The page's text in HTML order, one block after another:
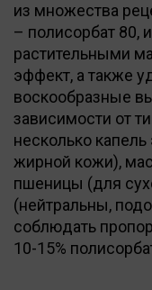
из множества
– полисорбат 80,
растительными
эффект, а также
воскообразные
зависимости от
несколько
жирной кожи),
пшеницы (для
(нейтральны,
соблюдать
10-15%